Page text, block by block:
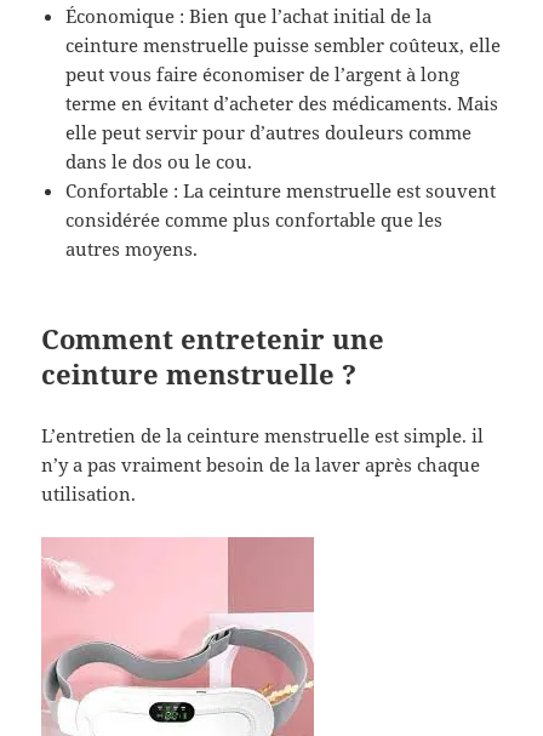
Économique : Bien que l’achat initial de la
ceinture menstruelle puisse sembler coûteux, elle
peut vous faire économiser de l’argent à long
terme en évitant d’acheter des médicaments. Mais
elle peut servir pour d’autres douleurs comme
dans le dos ou le cou.
Confortable : La ceinture menstruelle est souvent
considérée comme plus confortable que les
autres moyens.
Comment entretenir une
ceinture menstruelle ?
L’entretien de la ceinture menstruelle est simple. il
n’y a pas vraiment besoin de la laver après chaque
utilisation.